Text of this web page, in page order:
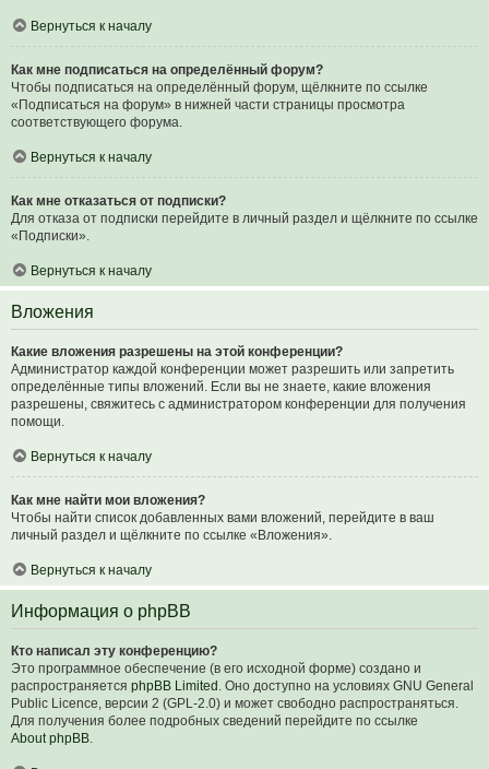
Вернуться к началу
Как мне подписаться на определённый форум?
Чтобы подписаться на определённый форум, щёлкните по ссылке
«Подписаться на форум» в нижней части страницы просмотра
соответствующего форума.
Вернуться к началу
Как мне отказаться от подписки?
Для отказа от подписки перейдите в личный раздел и щёлкните по ссылке
«Подписки».
Вернуться к началу
Вложения
Какие вложения разрешены на этой конференции?
Администратор каждой конференции может разрешить или запретить
определённые типы вложений. Если вы не знаете, какие вложения
разрешены, свяжитесь с администратором конференции для получения
помощи.
Вернуться к началу
Как мне найти мои вложения?
Чтобы найти список добавленных вами вложений, перейдите в ваш
личный раздел и щёлкните по ссылке «Вложения».
Вернуться к началу
Информация о phpBB
Кто написал эту конференцию?
Это программное обеспечение (в его исходной форме) создано и
распространяется phpBB Limited . Оно доступно на условиях GNU General
Public Licence, версии 2 (GPL-2.0) и может свободно распространяться.
Для получения более подробных сведений перейдите по ссылке
About phpBB.